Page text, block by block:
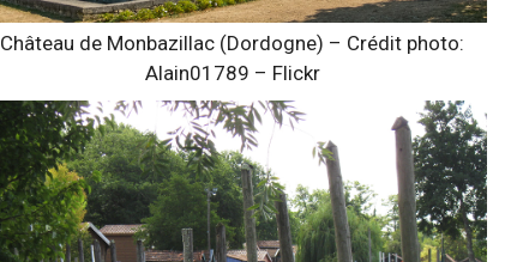
Château de Monbazillac (Dordogne) – Crédit photo:
Alain01789 – Flickr